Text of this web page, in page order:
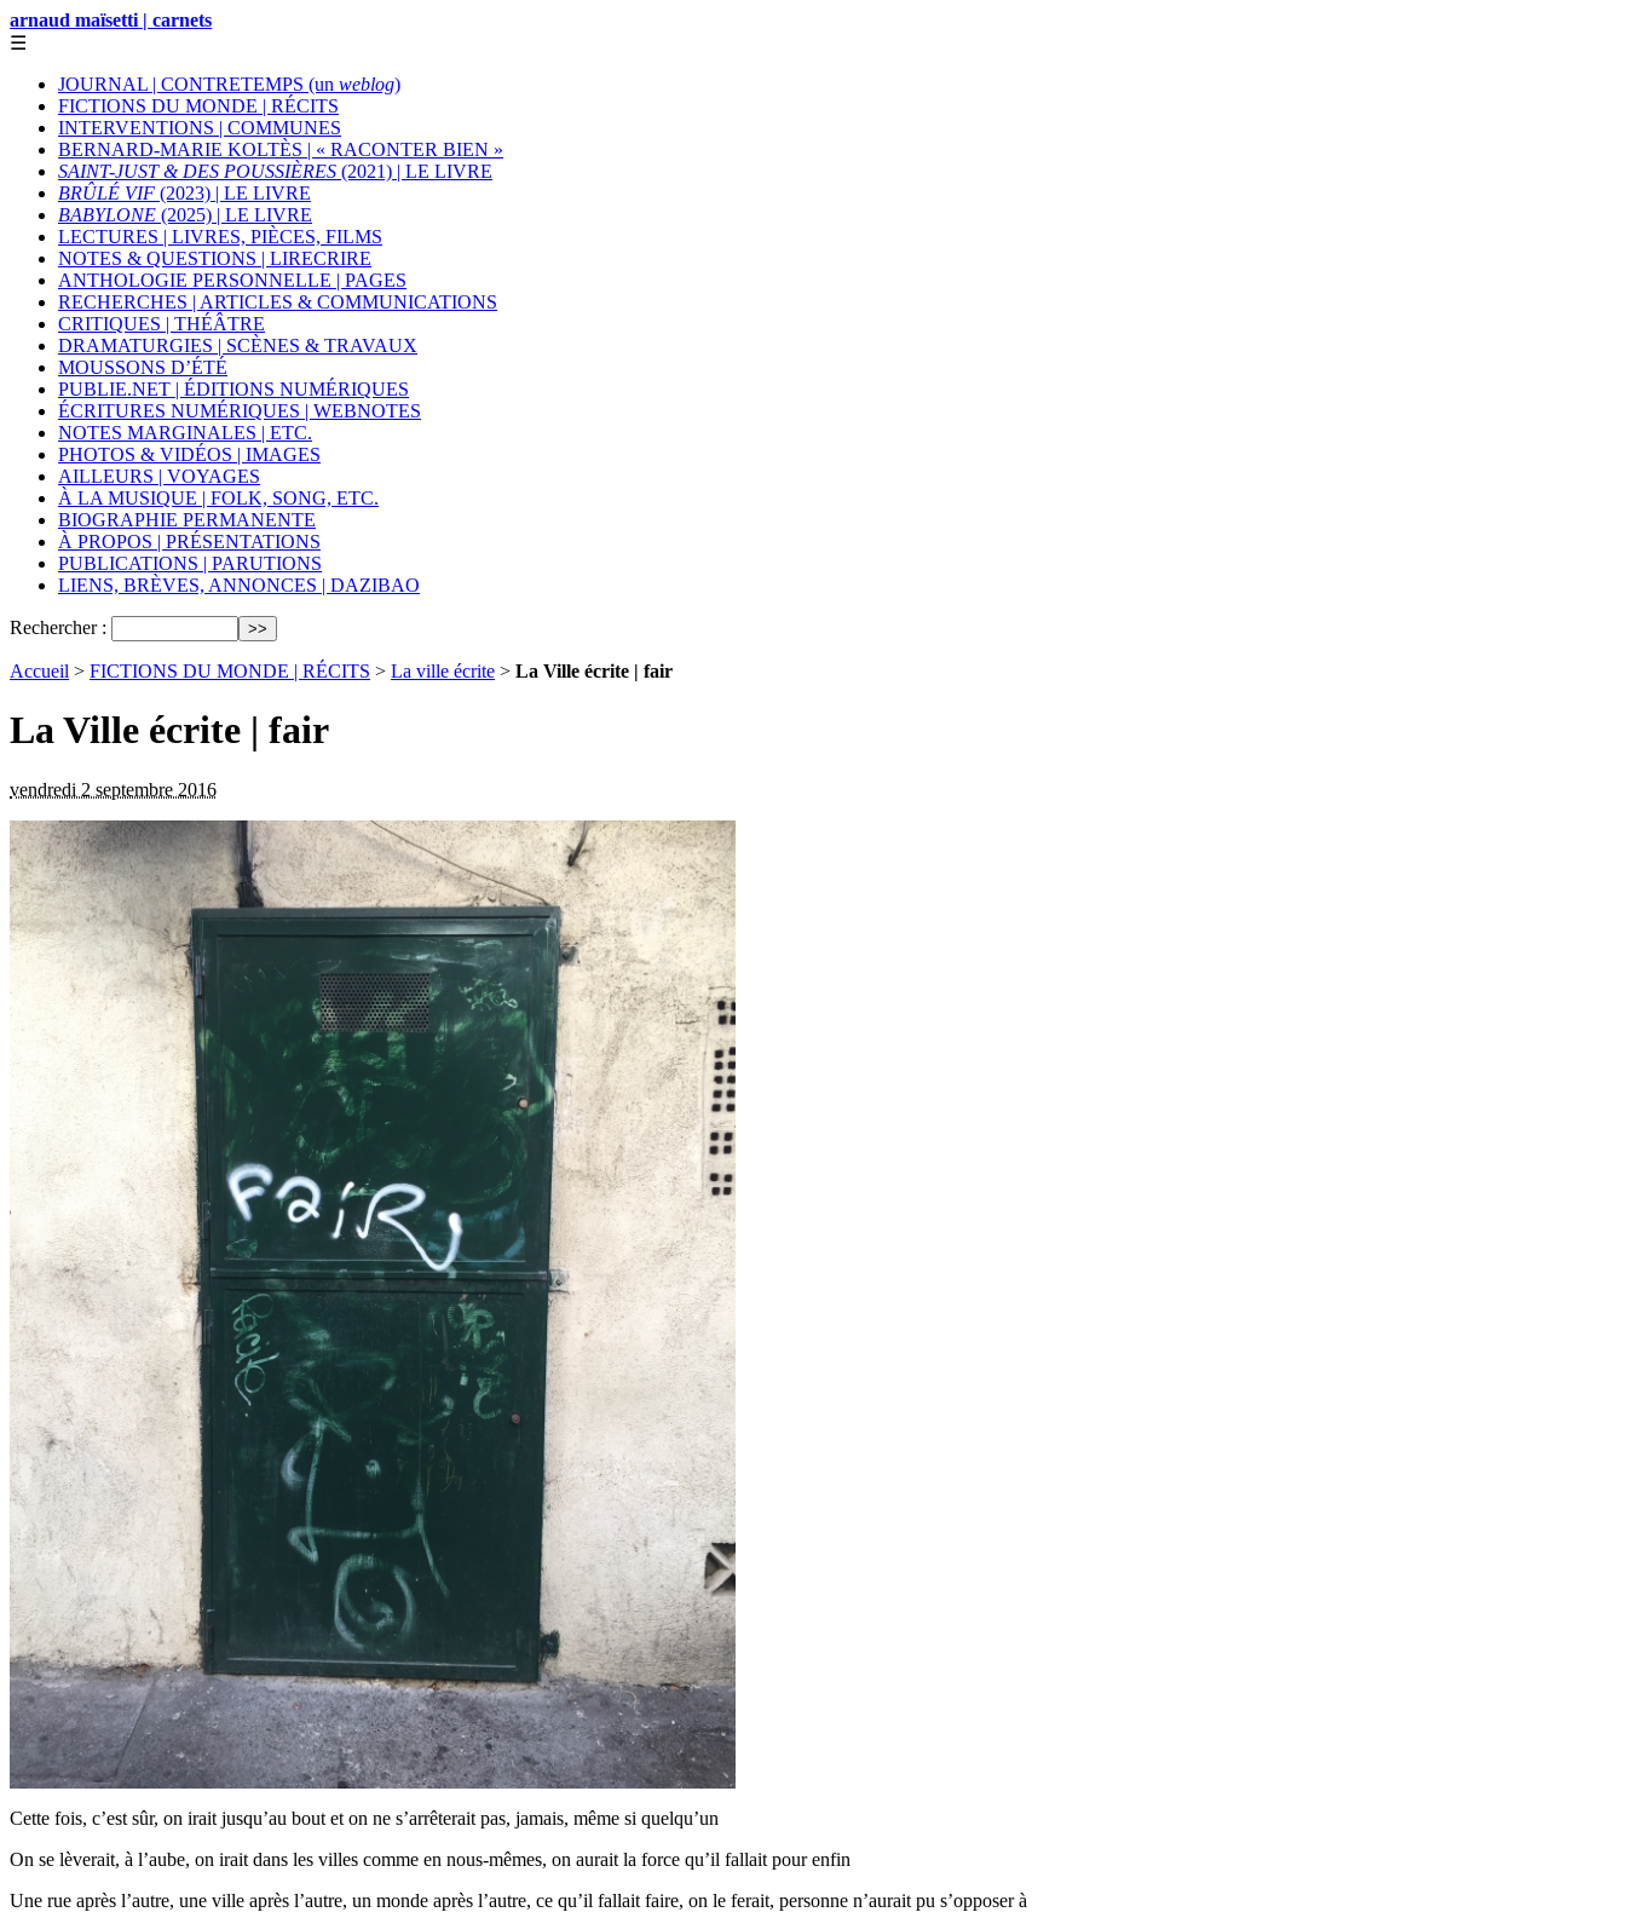
arnaud maïsetti | carnets
☰
JOURNAL | CONTRETEMPS (un weblog)
FICTIONS DU MONDE | RÉCITS
INTERVENTIONS | COMMUNES
BERNARD-MARIE KOLTÈS | « RACONTER BIEN »
SAINT-JUST & DES POUSSIÈRES (2021) | LE LIVRE
BRÛLÉ VIF (2023) | LE LIVRE
BABYLONE (2025) | LE LIVRE
LECTURES | LIVRES, PIÈCES, FILMS
NOTES & QUESTIONS | LIRECRIRE
ANTHOLOGIE PERSONNELLE | PAGES
RECHERCHES | ARTICLES & COMMUNICATIONS
CRITIQUES | THÉÂTRE
DRAMATURGIES | SCÈNES & TRAVAUX
MOUSSONS D’ÉTÉ
PUBLIE.NET | ÉDITIONS NUMÉRIQUES
ÉCRITURES NUMÉRIQUES | WEBNOTES
NOTES MARGINALES | ETC.
PHOTOS & VIDÉOS | IMAGES
AILLEURS | VOYAGES
À LA MUSIQUE | FOLK, SONG, ETC.
BIOGRAPHIE PERMANENTE
À PROPOS | PRÉSENTATIONS
PUBLICATIONS | PARUTIONS
LIENS, BRÈVES, ANNONCES | DAZIBAO
Rechercher :
Accueil > FICTIONS DU MONDE | RÉCITS > La ville écrite > La Ville écrite | fair
La Ville écrite | fair
vendredi 2 septembre 2016
Cette fois, c’est sûr, on irait jusqu’au bout et on ne s’arrêterait pas, jamais, même si quelqu’un
On se lèverait, à l’aube, on irait dans les villes comme en nous-mêmes, on aurait la force qu’il fallait pour enfin
Une rue après l’autre, une ville après l’autre, un monde après l’autre, ce qu’il fallait faire, on le ferait, personne n’aurait pu s’opposer à